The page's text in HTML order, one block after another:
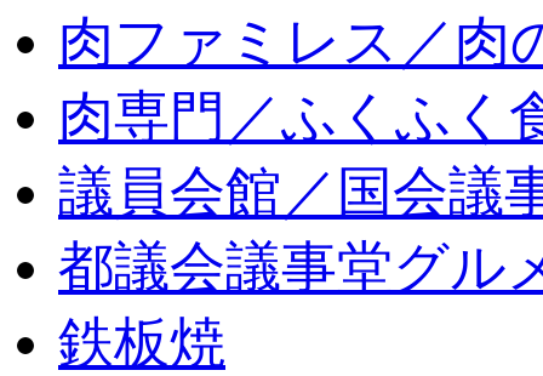
肉ファミレス／肉
肉専門／ふくふく
議員会館／国会議
都議会議事堂グル
鉄板焼